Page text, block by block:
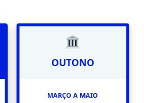
OUTONO
MARÇO A MAIO